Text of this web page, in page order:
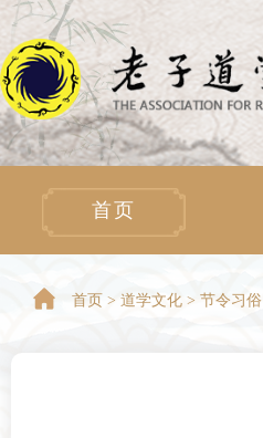
首页
首页 > 道学文化 > 节令习俗